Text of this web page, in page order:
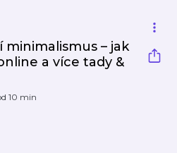
minimalismus – jak
a více tady &
10 min